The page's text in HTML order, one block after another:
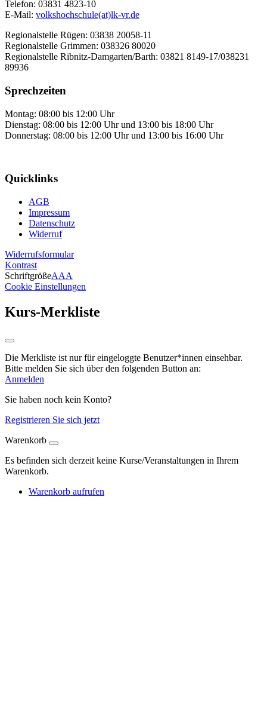
Telefon: 03831 4823-10
E-Mail: volkshochschule(at)lk-vr.de
Regionalstelle Rügen: 03838 20058-11
Regionalstelle Grimmen: 038326 80020
Regionalstelle Ribnitz-Damgarten/Barth: 03821 8149-17/038231
89936
Sprechzeiten
Montag: 08:00 bis 12:00 Uhr
Dienstag: 08:00 bis 12:00 Uhr und 13:00 bis 18:00 Uhr
Donnerstag: 08:00 bis 12:00 Uhr und 13:00 bis 16:00 Uhr
Quicklinks
AGB
Impressum
Datenschutz
Widerruf
Widerrufsformular
Kontrast
SchriftgrößeAAA
Cookie Einstellungen
Kurs-Merkliste
Die Merkliste ist nur für eingeloggte Benutzer*innen einsehbar.
Bitte melden Sie sich über den folgenden Button an:
Anmelden
Sie haben noch kein Konto?
Registrieren Sie sich jetzt
Warenkorb
Es befinden sich derzeit keine Kurse/Veranstaltungen in Ihrem
Warenkorb.
Warenkorb aufrufen